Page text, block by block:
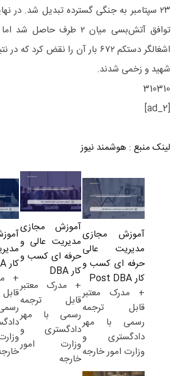
توافق آتش‌بسی میان ۲ طرف
اشغالگر دستکم ۶۷۲ بار آن را نقض
شهید و زخمی شدند.
310310
[ad_2]
لینک منبع : هوشمند نیوز
آموزش مجازی
مدیریت عالی
حرفه ای کسب و
کار Post DBA
+ مدرک معتبر
قابل ترجمه
رسمی با مهر
دادگستری و
وزارت امور خارجه
آموزش مجازی
مدیریت عالی و
حرفه ای کسب و
کار DBA
+ مدرک معتبر
قابل ترجمه
رسمی با مهر
دادگستری و
وزارت امور
خارجه
کار MBA
+